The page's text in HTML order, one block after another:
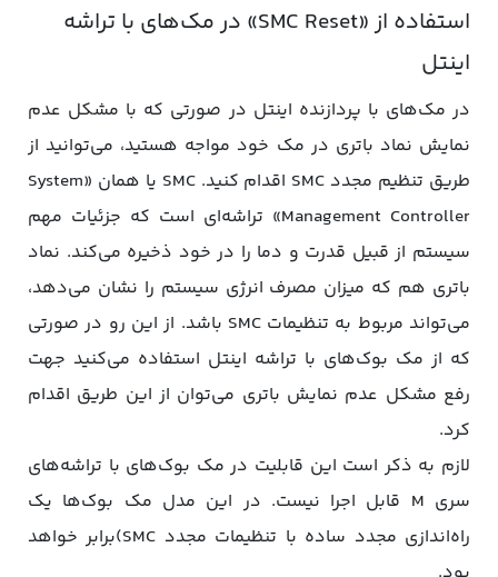
استفاده از «SMC Reset» در مک‌های با تراشه
اینتل
در مک‌های با پردازنده اینتل در صورتی که با مشکل عدم
نمایش نماد باتری در مک خود مواجه هستید، می‌توانید از
طریق تنظیم مجدد SMC اقدام کنید. SMC یا همان «System
Management Controller» تراشه‌ای است که جزئیات مهم
سیستم از قبیل قدرت و دما را در خود ذخیره می‌کند. نماد
باتری هم که میزان مصرف انرژی سیستم را نشان می‌دهد،
می‌تواند مربوط به تنظیمات SMC باشد. از این رو در صورتی
که از مک‌ بوک‌های با تراشه اینتل استفاده می‌کنید جهت
رفع مشکل عدم نمایش باتری می‌توان از این طریق اقدام
کرد.
لازم به ذکر است این قابلیت در مک‌ بوک‌های با تراشه‌های
سری M قابل اجرا نیست. در این مدل مک‌ بوک‌ها یک
راه‌اندازی مجدد ساده با تنظیمات مجدد SMC)برابر خواهد